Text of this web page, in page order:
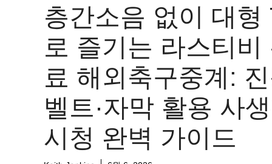
층간소음 없이 대형
로 즐기는 라스티비
료 해외축구중계:
벨트·자막 활용 사
시청 완벽 가이드